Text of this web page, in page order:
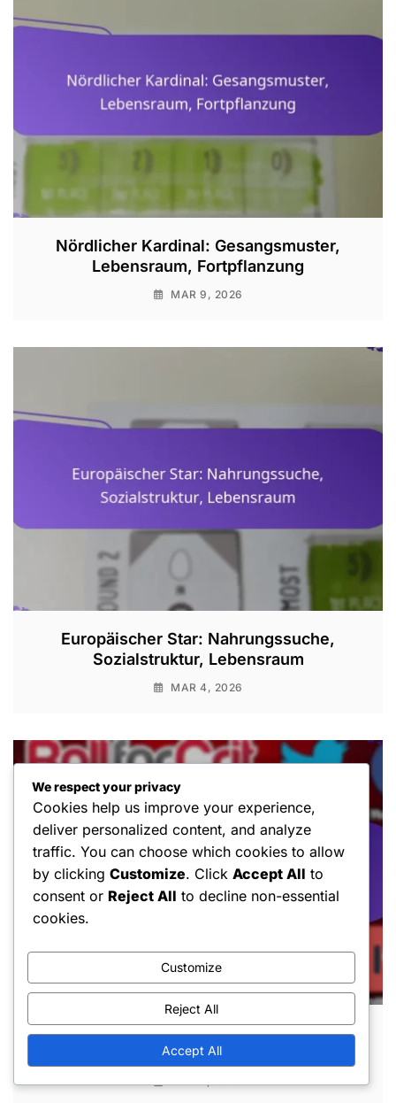
Nördlicher Kardinal: Gesangsmuster,
Lebensraum, Fortpflanzung
MAR 9, 2026
Europäischer Star: Nahrungssuche,
Sozialstruktur, Lebensraum
MAR 4, 2026
Amerikanischer Rotkehlchen: Lebensraum,
Ernährung, Flügelspannweite
MAR 2, 2026
We respect your privacy
Cookies help us improve your experience,
deliver personalized content, and analyze
traffic. You can choose which cookies to allow
by clicking Customize. Click Accept All to
consent or Reject All to decline non-essential
cookies.
Customize
Reject All
Accept All